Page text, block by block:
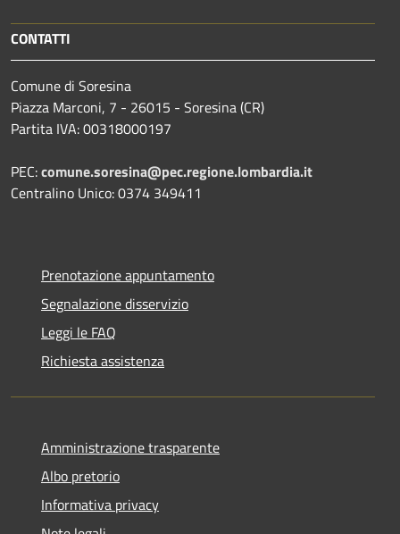
CONTATTI
Comune di Soresina
Piazza Marconi, 7 - 26015 - Soresina (CR)
Partita IVA: 00318000197
PEC:comune.soresina@pec.regione.lombardia.it
Centralino Unico: 0374 349411
Prenotazione appuntamento
Segnalazione disservizio
Leggi le FAQ
Richiesta assistenza
Amministrazione trasparente
Albo pretorio
Informativa privacy